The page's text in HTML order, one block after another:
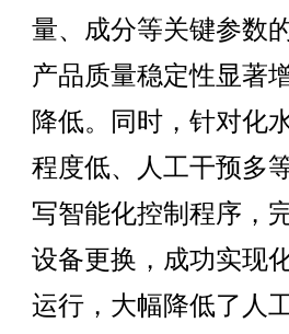
量、成分等关键参数
产品质量稳定性显著
降低。同时，针对化
程度低、人工干预多
写智能化控制程序，
设备更换，成功实现
运行，大幅降低了人